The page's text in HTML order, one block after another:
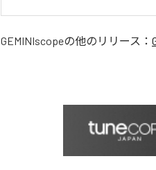
GEMINIscopeの他のリリース：